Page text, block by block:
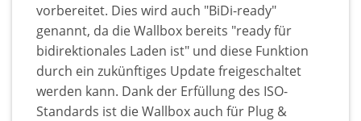
vorbereitet. Dies wird auch "BiDi-ready"
genannt, da die Wallbox bereits "ready für
bidirektionales Laden ist" und diese Funktion
durch ein zukünftiges Update freigeschaltet
werden kann. Dank der Erfüllung des ISO-
Standards ist die Wallbox auch für Plug &